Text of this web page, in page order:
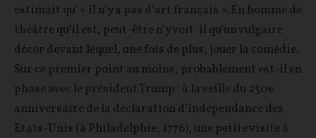
estimait qu’ « il n’y a pas d’art français ». En homme de
théâtre qu’il est, peut-être n’y voit-il qu’un vulgaire
décor devant lequel, une fois de plus, jouer la comédie.
Sur ce premier point au moins, probablement est-il en
phase avec le président Trump : à la veille du 250e
anniversaire de la déclaration d’indépendance des
Etats-Unis (à Philadelphie, 1776), une petite visite à